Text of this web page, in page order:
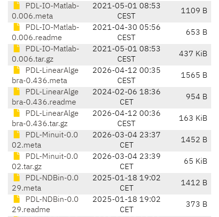
PDL-IO-Matlab-
0.006.meta
2021-05-01 08:53
CEST
1109 B
PDL-IO-Matlab-
0.006.readme
2021-04-30 05:56
CEST
653 B
PDL-IO-Matlab-
0.006.tar.gz
2021-05-01 08:53
CEST
437 KiB
PDL-LinearAlge
bra-0.436.meta
2026-04-12 00:35
CEST
1565 B
PDL-LinearAlge
bra-0.436.readme
2024-02-06 18:36
CET
954 B
PDL-LinearAlge
bra-0.436.tar.gz
2026-04-12 00:36
CEST
163 KiB
PDL-Minuit-0.0
02.meta
2026-03-04 23:37
CET
1452 B
PDL-Minuit-0.0
02.tar.gz
2026-03-04 23:39
CET
65 KiB
PDL-NDBin-0.0
29.meta
2025-01-18 19:02
CET
1412 B
PDL-NDBin-0.0
29.readme
2025-01-18 19:02
CET
373 B